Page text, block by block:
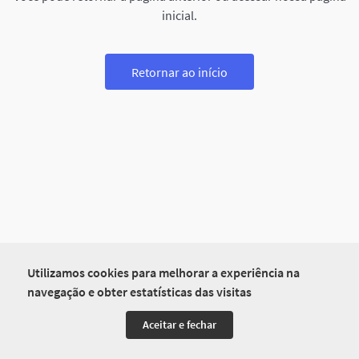
Utilizamos cookies para melhorar a experiência na
navegação e obter estatísticas das visitas
Aceitar e fechar
inicial.
Retornar ao início